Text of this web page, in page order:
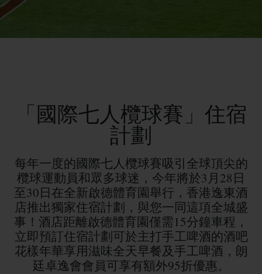
「國際七人欖球賽」住宿
計劃
每年一度的國際七人欖球賽吸引全球頂尖的
欖球運動員和眾多球迷，今年將於3月28日
至30日在全新啟德體育園舉行，香港逸東酒
店推出獨家住宿計劃，與您一同這項全城盛
事！酒店距離啟德體育園僅需15分鐘車程，
立即預訂住宿計劃可於主打手工啤酒的酒吧
花樣年華享用滋味全天早餐及手工啤酒，朗
廷卓逸會會員可享有額外95折優惠。